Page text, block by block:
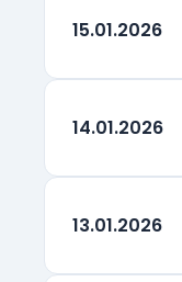
15.01.2026
14.01.2026
13.01.2026